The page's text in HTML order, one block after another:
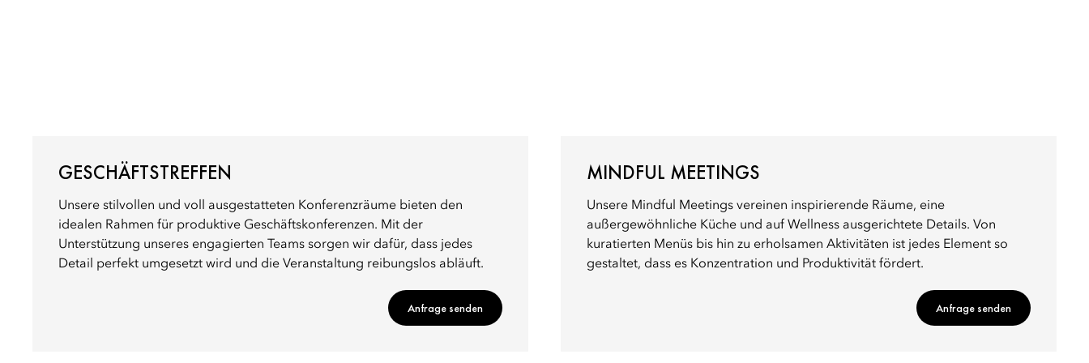
GESCHÄFTSTREFFEN
Unsere stilvollen und voll ausgestatteten Konferenzräume bieten den
idealen Rahmen für produktive Geschäftskonferenzen. Mit der
Unterstützung unseres engagierten Teams sorgen wir dafür, dass jedes
Detail perfekt umgesetzt wird und die Veranstaltung reibungslos abläuft.
Anfrage senden
MINDFUL MEETINGS
Unsere Mindful Meetings vereinen inspirierende Räume, eine
außergewöhnliche Küche und auf Wellness ausgerichtete Details. Von
kuratierten Menüs bis hin zu erholsamen Aktivitäten ist jedes Element so
gestaltet, dass es Konzentration und Produktivität fördert.
Anfrage senden